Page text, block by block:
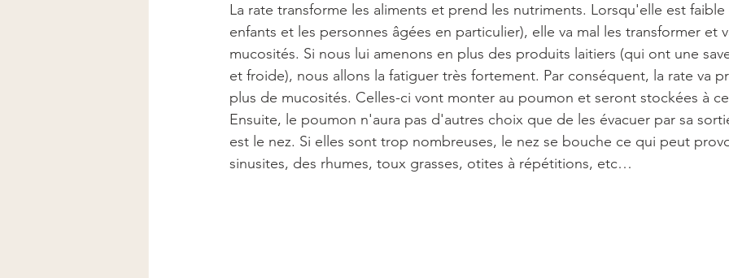
La rate transforme les aliments et prend les nutriments. Lorsqu'elle est faible
enfants et les personnes âgées en particulier), elle va mal les transformer et
mucosités. Si nous lui amenons en plus des produits laitiers (qui ont une
et froide), nous allons la fatiguer très fortement. Par conséquent, la rate va
plus de mucosités. Celles-ci vont monter au poumon et seront stockées à
Ensuite, le poumon n'aura pas d'autres choix que de les évacuer par sa
est le nez. Si elles sont trop nombreuses, le nez se bouche ce qui peut
sinusites, des rhumes, toux grasses, otites à répétitions, etc…